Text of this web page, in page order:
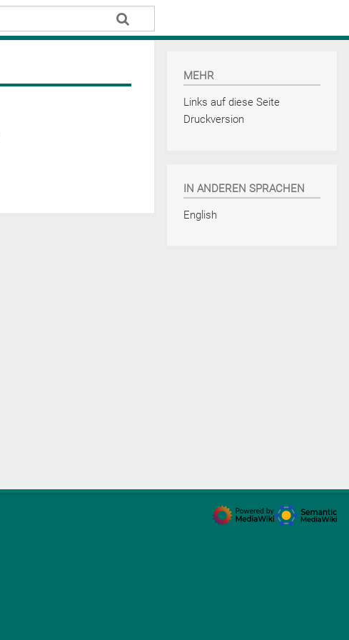
MEHR
Links auf diese Seite
Druckversion
IN ANDEREN SPRACHEN
English